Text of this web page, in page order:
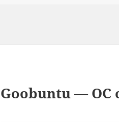
Goobuntu — ОС